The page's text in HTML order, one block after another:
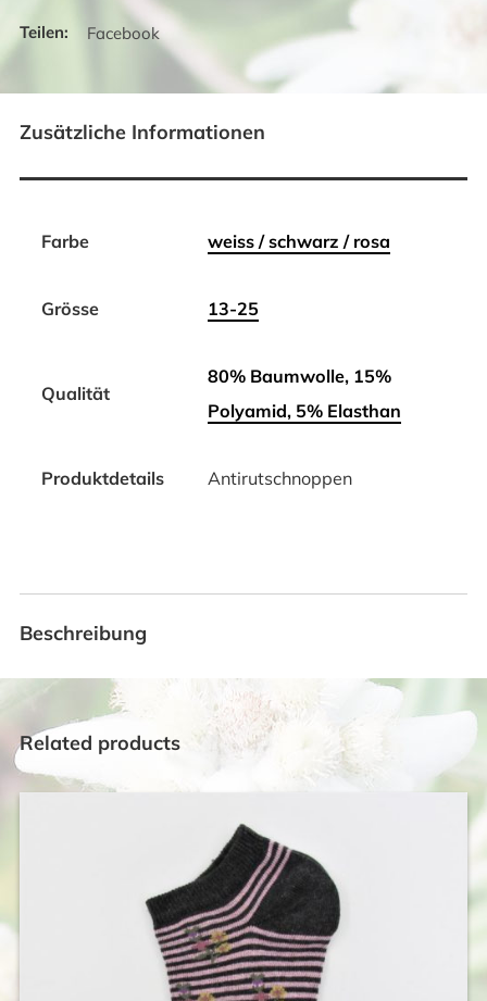
Facebook
Zusätzliche Informationen
Farbe weiss / schwarz / rosa
Grösse 13-25
Qualität
80% Baumwolle, 15%
Polyamid, 5% Elasthan
Produktdetails Antirutschnoppen
Beschreibung
Related products